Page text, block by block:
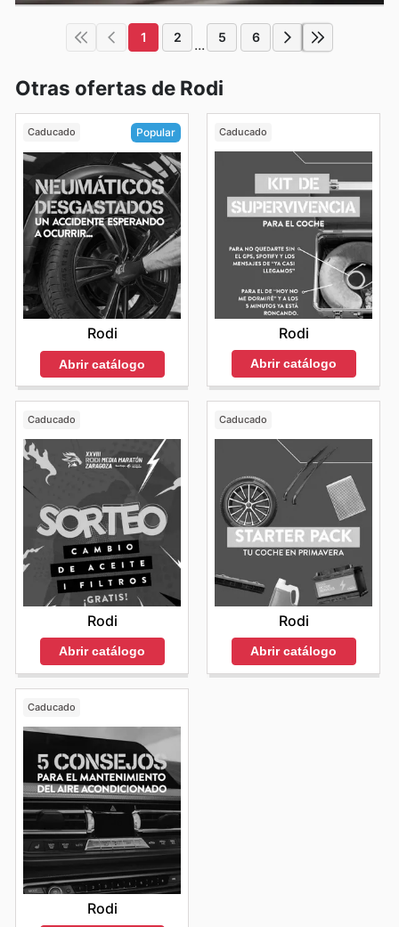
1 2 ... 5 6
Otras ofertas de Rodi
Caducado Popular
Rodi
Abrir catálogo
Caducado
Rodi
Abrir catálogo
Caducado
Rodi
Abrir catálogo
Caducado
Rodi
Abrir catálogo
Caducado
Rodi